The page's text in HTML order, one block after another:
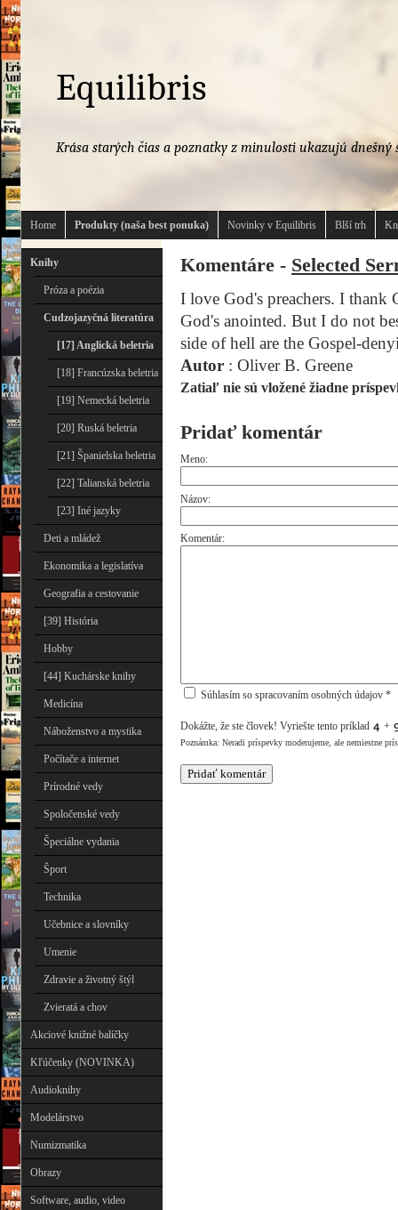
Equilibris
Krása starých čias a poznatky z minulosti ukazujú dnešný
Home Produkty (naša best ponuka) Novinky v Equilibris Blší trh
Knihy
Próza a poézia
Cudzojazyčná literatúra
[17] Anglická beletria
[18] Francúzska beletria
[19] Nemecká beletria
[20] Ruská beletria
[21] Španielska beletria
[22] Talianská beletria
[23] Iné jazyky
Deti a mládež
Ekonomika a legislatíva
Geografia a cestovanie
[39] História
Hobby
[44] Kuchárske knihy
Medicína
Náboženstvo a mystika
Počítače a internet
Prírodné vedy
Spoločenské vedy
Špeciálne vydania
Šport
Technika
Učebnice a slovníky
Umenie
Zdravie a životný štýl
Zvieratá a chov
Akciové knižné balíčky
Kľúčenky (NOVINKA)
Audioknihy
Modelárstvo
Numizmatika
Obrazy
Software, audio, video
Komentáre - Selected
I love God's preachers. I thank
God's anointed. But I do not
side of hell are the Gospel-
Autor : Oliver B. Greene
Zatiaľ nie sú vložené žiadne
Pridať komentár
Meno:
Názov:
Komentár:
Súhlasím so spracovaním osobných údajov *
Dokážte, že ste človek! Vyriešte tento príklad +
Poznámka: Neradi príspevky moderujeme, ale nemiestne